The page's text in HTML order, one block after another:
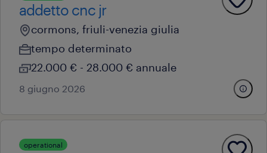
addetto cnc jr
cormons, friuli-venezia giulia
tempo determinato
22.000 € - 28.000 € annuale
8 giugno 2026
operational